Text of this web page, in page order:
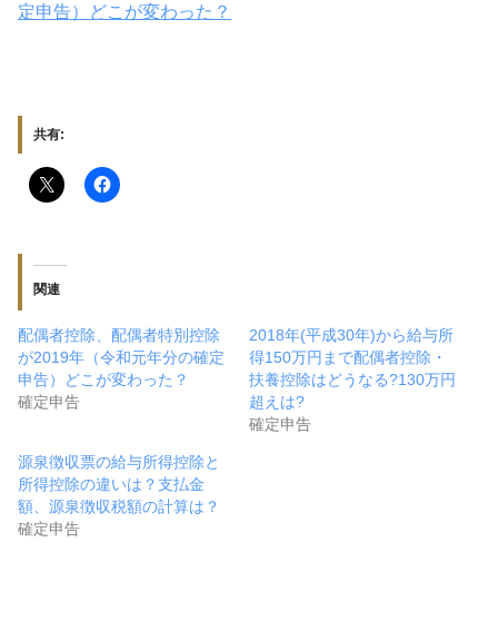
定申告）どこが変わった？
共有:
関連
配偶者控除、配偶者特別控除
が2019年（令和元年分の確定
申告）どこが変わった？
確定申告
2018年(平成30年)から給与所
得150万円まで配偶者控除・
扶養控除はどうなる?130万円
超えは?
確定申告
源泉徴収票の給与所得控除と
所得控除の違いは？支払金
額、源泉徴収税額の計算は？
確定申告